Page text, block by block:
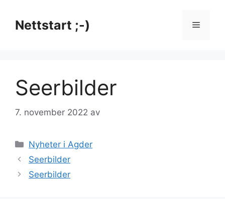
innholdNettstart ;-) Meny
Seerbilder
7. november 2022 av
Kategorier
Nyheter i Agder
Seerbilder
Seerbilder